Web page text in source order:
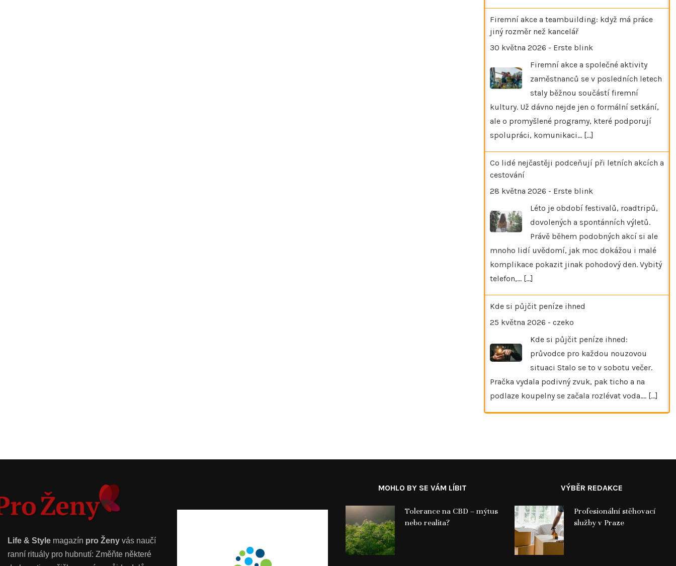
Firemní akce a teambuilding: když má práce
jiný rozměr než kancelář
30 května 2026 - Erste blink
Firemní akce a společné aktivity
zaměstnanců se v posledních letech
staly běžnou součástí firemní
kultury. Už dávno nejde jen o formální setkání,
ale o promyšlené programy, které podporují
spolupráci, komunikaci… [...]
Co lidé nejčastěji podceňují při letních akcích a
cestování
28 května 2026 - Erste blink
Léto je období festivalů, roadtripů,
dovolených a spontánních výletů.
Právě během podobných akcí si ale
mnoho lidí uvědomí, jak moc dokážou i malé
komplikace pokazit jinak pohodový den. Vybitý
telefon,… [...]
Kde si půjčit peníze ihned
25 května 2026 - czeko
Kde si půjčit peníze ihned:
průvodce pro každou nouzovou
situaci Stalo se to v sobotu večer.
Pračka vydala podivný zvuk, pak ticho a na
podlaze koupelny se začala rozlévat voda.… [...]
Life & Style magazín pro Ženy vás naučí
ranní rituály pro hubnutí: Změňte některé
MOHLO BY SE VÁM LÍBIT
Tolerance na CBD – mýtus
nebo realita?
VÝBĚR REDAKCE
Profesionální stěhovací
služby v Praze